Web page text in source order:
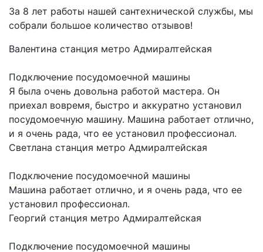
За 8 лет работы нашей сантехнической службы, мы
собрали большое количество отзывов!
Валентина станция метро Адмиралтейская
Подключение посудомоечной машины
Я была очень довольна работой мастера. Он
приехал вовремя, быстро и аккуратно установил
посудомоечную машину. Машина работает отлично,
и я очень рада, что ее установил профессионал.
Светлана станция метро Адмиралтейская
Подключение посудомоечной машины
Машина работает отлично, и я очень рада, что ее
установил профессионал.
Георгий станция метро Адмиралтейская
Подключение посудомоечной машины